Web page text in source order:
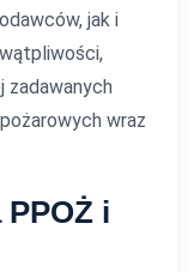
jak i
wraz
i